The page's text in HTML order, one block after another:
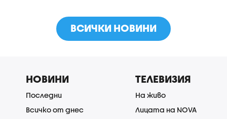
ВСИЧКИ НОВИНИ
НОВИНИ
Последни
Всичко от днес
ТЕЛЕВИЗИЯ
На живо
Лицата на NOVA